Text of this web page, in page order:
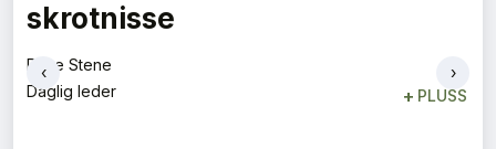
+ PLUSS
skrotnisse
Rune Stene
Daglig leder
‹ ›